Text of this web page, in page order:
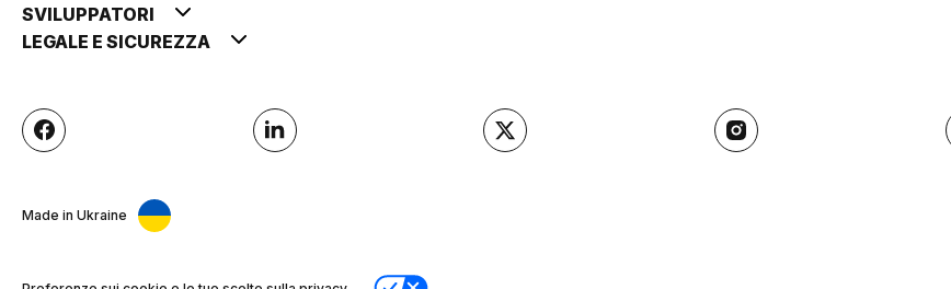
SVILUPPATORI
LEGALE E SICUREZZA
Made in Ukraine